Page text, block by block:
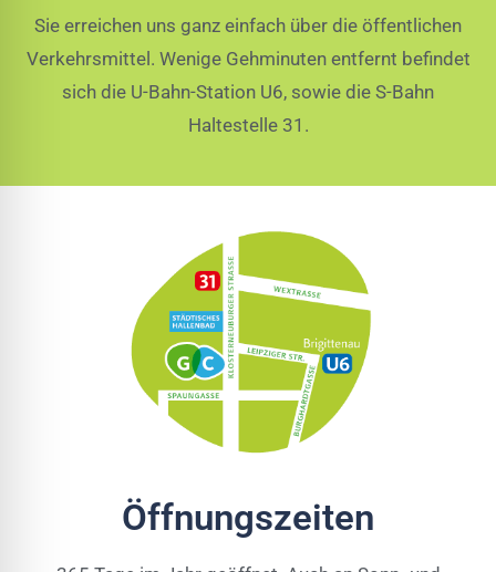
Sie erreichen uns ganz einfach über die öffentlichen
Verkehrsmittel. Wenige Gehminuten entfernt befindet
sich die U-Bahn-Station U6, sowie die S-Bahn
Haltestelle 31.
Öffnungszeiten